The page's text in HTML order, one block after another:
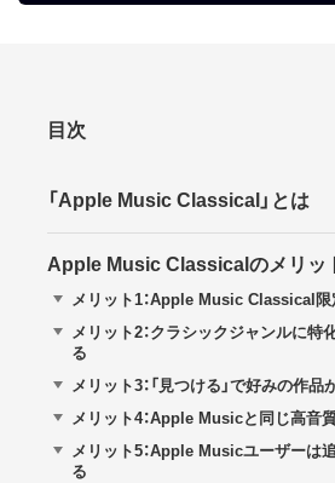
目次
「Apple Music Classical」とは
Apple Music Classicalのメリッ
メリット1：Apple Music Classical
メリット2：クラシックジャンルに特
る
メリット3：「見つける」で好みの作品
メリット4：Apple Musicと同じ高音
メリット5：Apple Musicユーザーは
る